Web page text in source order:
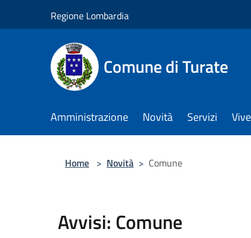
Regione Lombardia
Comune di Turate
Amministrazione Novità Servizi
Home > Novità > Comune
Avvisi: Comune